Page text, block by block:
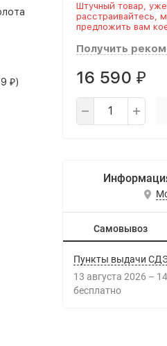
₽)
Штучный товар,
расстраивайтесь,
предложить вам
Получить
16 590 ₽
Самовывоз
Пункты выдачи
13 августа 2026 –
Бесплатно